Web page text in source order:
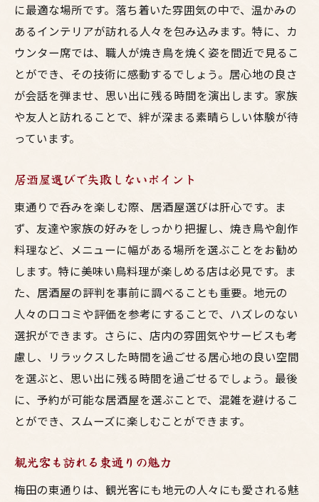
鳥料理と地酒のベストコンビネーション
地酒の奥深さを知る旅
東通りならではの地酒ラインナップ
飲み比べで楽しむ新しい発見
観光客にも人気！東通りの美味しい居酒屋体験
観光客に支持される居酒屋の特徴
初めての人向けの楽しみ方ガイド
東通りでの美味しい思い出作り
観光ガイドには載っていない穴場
訪れる価値のある居酒屋ベスト
東通りで叶える家族と友達との美味しい思い出
作り
家族の記念日を彩る特別プラン
友達と楽しむサプライズ演出
思い出に残る一皿を探す旅
居酒屋での特別なサービス
季節のイベントと居酒屋の楽しみ
に最適な場所です。落ち着いた雰囲気の中で、温かみの
あるインテリアが訪れる人々を包み込みます。特に、カ
ウンター席では、職人が焼き鳥を焼く姿を間近で見るこ
とができ、その技術に感動するでしょう。居心地の良さ
が会話を弾ませ、思い出に残る時間を演出します。家族
や友人と訪れることで、絆が深まる素晴らしい体験が待
っています。
居酒屋選びで失敗しないポイント
東通りで呑みを楽しむ際、居酒屋選びは肝心です。ま
ず、友達や家族の好みをしっかり把握し、焼き鳥や創作
料理など、メニューに幅がある場所を選ぶことをお勧め
します。特に美味い鳥料理が楽しめる店は必見です。ま
た、居酒屋の評判を事前に調べることも重要。地元の
人々の口コミや評価を参考にすることで、ハズレのない
選択ができます。さらに、店内の雰囲気やサービスも考
慮し、リラックスした時間を過ごせる居心地の良い空間
を選ぶと、思い出に残る時間を過ごせるでしょう。最後
に、予約が可能な居酒屋を選ぶことで、混雑を避けるこ
とができ、スムーズに楽しむことができます。
観光客も訪れる東通りの魅力
梅田の東通りは、観光客にも地元の人々にも愛される魅